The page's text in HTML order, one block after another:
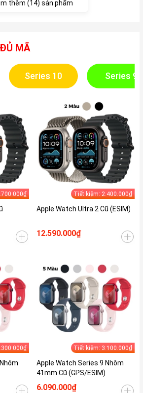
thêm (14) sản phẩm
MÃ
Series 10 Series 9
Tiết kiệm: 2.400.000₫
Apple Watch Ultra 2 Cũ (ESIM)
12.590.000₫
Tiết kiệm: 3.100.000₫
Apple Watch Series 9 Nhôm
41mm Cũ (GPS/ESIM)
6.090.000₫